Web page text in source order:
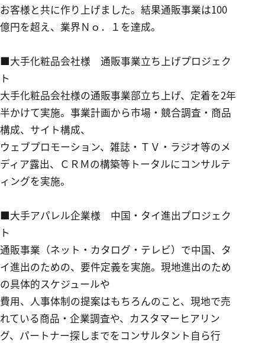
お客様と共に作り上げました。結果通販事業は100
億円を超え、業界Ｎｏ．１を達成。
■大手化粧品会社様 通販事業立ち上げプロジェク
ト
大手化粧品会社様の通販事業部立ち上げ、定着を2年
半かけて実施。事業計画から市場・競合調査・商品
構成、サイト構成、
ウェブプロモーション、雑誌・ＴＶ・ラジオ等のメ
ディア露出、ＣＲＭの構築等トータルにコンサルテ
ィングを実施。
■大手アパレル企業様 中国・タイ進出プロジェク
ト
通販事業（ネット・カタログ・テレビ）で中国、タ
イ進出のための、要件定義を実施。現地進出のため
の具体的スケジュールや
費用、人事体制の提案はもちろんのこと、現地で売
れている商品・企業調査や、カスタマーヒアリン
グ、パートナー探しまでをコンサルタント自ら行